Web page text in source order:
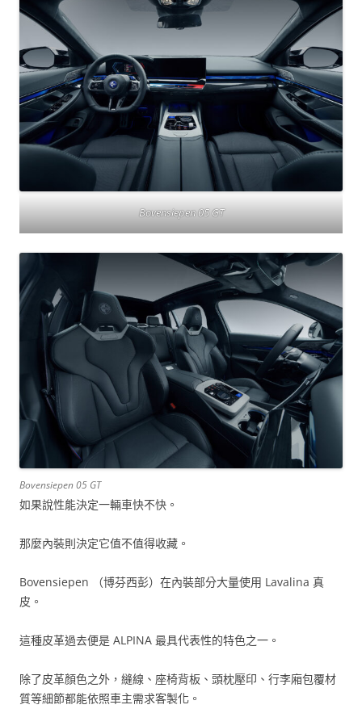
Bovensiepen 05 GT
Bovensiepen 05 GT
如果說性能決定一輛車快不快。
那麼內裝則決定它值不值得收藏。
Bovensiepen （博芬西彭）在內裝部分大量使用 Lavalina 真
皮。
這種皮革過去便是 ALPINA 最具代表性的特色之一。
除了皮革顏色之外，縫線、座椅背板、頭枕壓印、行李廂包覆材
質等細節都能依照車主需求客製化。